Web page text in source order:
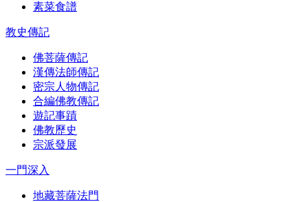
素菜食譜
教史傳記
佛菩薩傳記
漢傳法師傳記
密宗人物傳記
合編佛教傳記
遊記事蹟
佛教歷史
宗派發展
一門深入
地藏菩薩法門